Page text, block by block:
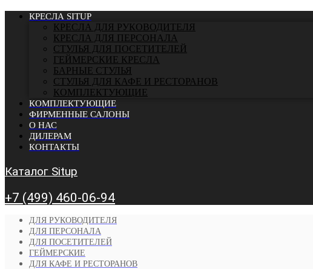
КРЕСЛА SITUP
КРЕСЛА ДЛЯ РУКОВОДИТЕЛЯ
КРЕСЛА ДЛЯ ПЕРСОНАЛА
СТУЛЬЯ ДЛЯ ПОСЕТИТЕЛЕЙ
ГЕЙМЕРСКИЕ КРЕСЛА
БАРНЫЕ СТУЛЬЯ
CТУЛЬЯ ДЛЯ КАФЕ И РЕСТОРАНОВ
КОМПЛЕКТУЮЩИЕ
КОМПЛЕКТУЮЩИЕ
ФИРМЕННЫЕ САЛОНЫ
О НАС
ДИЛЕРАМ
КОНТАКТЫ
Каталог Situp
+7 (499) 460-06-94
ДЛЯ РУКОВОДИТЕЛЯ
ДЛЯ ПЕРСОНАЛА
ДЛЯ ПОСЕТИТЕЛЕЙ
ГЕЙМЕРСКИЕ
ДЛЯ КАФЕ И РЕСТОРАНОВ